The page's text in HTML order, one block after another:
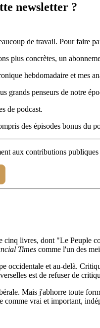
newsletter ?
de travail. Pour faire
plus concrètes, un
hebdomadaire et mes
grands penseurs de notre
de podcast.
des épisodes bonus du
aux contributions
livres, dont "Le Peuple
Times comme l'un des
occidentale et au-delà.
est de refuser de
Mais j'abhorre toute
comme vrai et important,